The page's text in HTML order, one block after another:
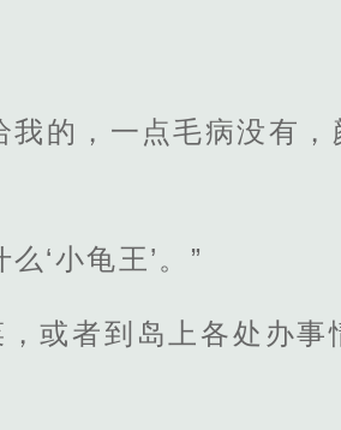
的，一点毛病没有
‘小龟王’。”
或者到岛上各处办事